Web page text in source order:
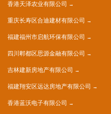
香港天泽农业有限公司
重庆长寿区合迪建材有限公司
福建福州市启航环保有限公司
四川郫都区思源金融有限公司
吉林建新房地产有限公司
福建翔安区远达房地产有限公司
香港蓝沃电子有限公司